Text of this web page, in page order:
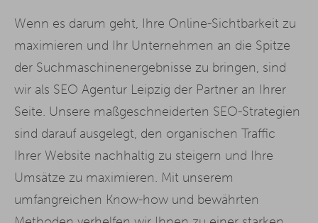
Wenn es darum geht, Ihre Online-Sichtbarkeit zu
maximieren und Ihr Unternehmen an die Spitze
der Suchmaschinenergebnisse zu bringen, sind
wir als SEO Agentur Leipzig der Partner an Ihrer
Seite. Unsere maßgeschneiderten SEO-Strategien
sind darauf ausgelegt, den organischen Traffic
Ihrer Website nachhaltig zu steigern und Ihre
Umsätze zu maximieren. Mit unserem
umfangreichen Know-how und bewährten